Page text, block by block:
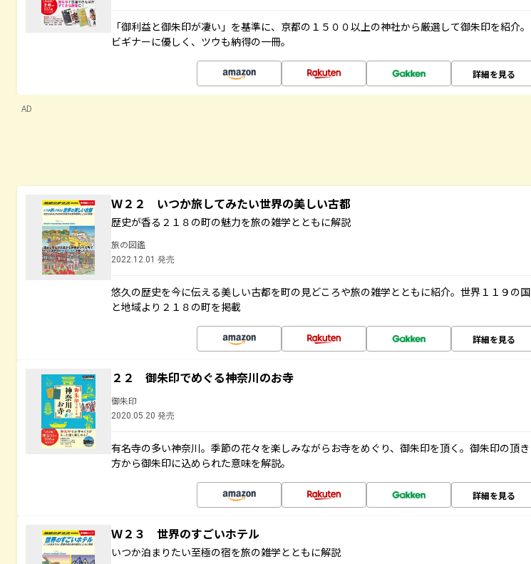
「御利益と御朱印が凄い」を基準に、京都の１５００以上の神社から厳選して御朱印を紹介。
ビギナーに優しく、ツウも納得の一冊。
詳細を見る
AD
Ｗ２２ いつか旅してみたい世界の美しい古都
歴史が香る２１８の町の魅力を旅の雑学とともに解説
旅の図鑑
2022.12.01 発売
悠久の歴史を今に伝える美しい古都を町の見どころや旅の雑学とともに紹介。世界１１９の国
と地域より２１８の町を掲載
詳細を見る
２２ 御朱印でめぐる神奈川のお寺
御朱印
2020.05.20 発売
有名寺の多い神奈川。季節の花々を楽しみながらお寺をめぐり、御朱印を頂く。御朱印の頂き
方から御朱印に込められた意味を解説。
詳細を見る
Ｗ２３ 世界のすごいホテル
いつか泊まりたい至極の宿を旅の雑学とともに解説